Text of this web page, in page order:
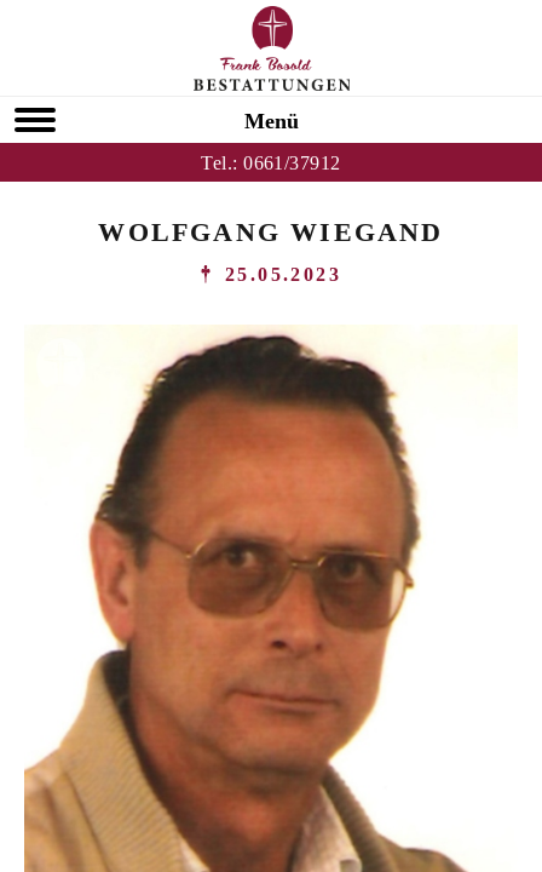
Menü
Tel.:0661/37912
WOLFGANG WIEGAND
25.05.2023